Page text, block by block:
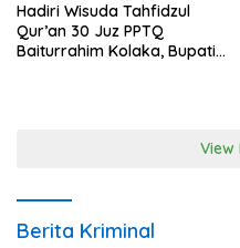
Hadiri Wisuda Tahfidzul
Qur’an 30 Juz PPTQ
Baiturrahim Kolaka, Bupati
View
Berita Kriminal